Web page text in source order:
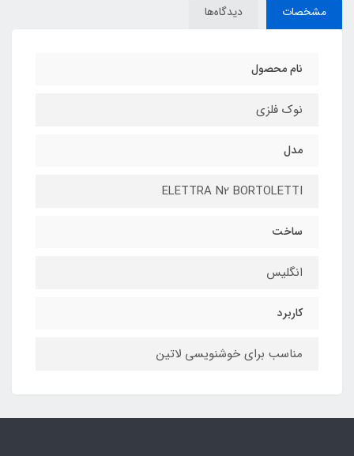
مشخصات دیدگاه‌ها
نام محصول
نوک فلزی
مدل
ELETTRA N2 BORTOLETTI
ساخت
انگلیس
کاربرد
مناسب برای خوشنویسی لاتین